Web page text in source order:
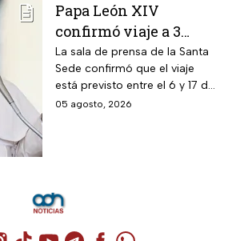
Papa León XIV
confirmó viaje a 3
países de
Latinoamérica
La sala de prensa de la Santa
Sede confirmó que el viaje
está previsto entre el 6 y 17 de
noviembre de este mismo
05 agosto, 2026